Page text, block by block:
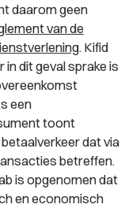
daarom geen
van de
. Kifid
dit geval sprake is
een
toont
dat via
betreffen.
is opgenomen dat
en economisch